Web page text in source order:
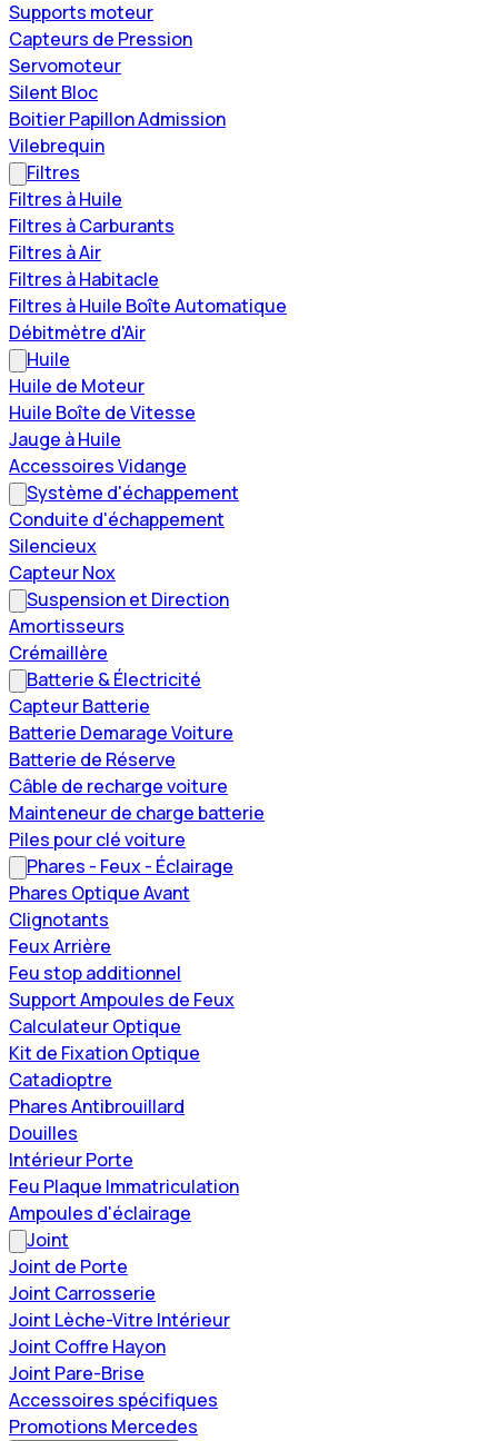
Supports moteur
Capteurs de Pression
Servomoteur
Silent Bloc
Boitier Papillon Admission
Vilebrequin
Filtres
Filtres à Huile
Filtres à Carburants
Filtres à Air
Filtres à Habitacle
Filtres à Huile Boîte Automatique
Débitmètre d'Air
Huile
Huile de Moteur
Huile Boîte de Vitesse
Jauge à Huile
Accessoires Vidange
Système d'échappement
Conduite d'échappement
Silencieux
Capteur Nox
Suspension et Direction
Amortisseurs
Crémaillère
Batterie & Électricité
Capteur Batterie
Batterie Demarage Voiture
Batterie de Réserve
Câble de recharge voiture
Mainteneur de charge batterie
Piles pour clé voiture
Phares - Feux - Éclairage
Phares Optique Avant
Clignotants
Feux Arrière
Feu stop additionnel
Support Ampoules de Feux
Calculateur Optique
Kit de Fixation Optique
Catadioptre
Phares Antibrouillard
Douilles
Intérieur Porte
Feu Plaque Immatriculation
Ampoules d'éclairage
Joint
Joint de Porte
Joint Carrosserie
Joint Lèche-Vitre Intérieur
Joint Coffre Hayon
Joint Pare-Brise
Accessoires spécifiques
Promotions Mercedes